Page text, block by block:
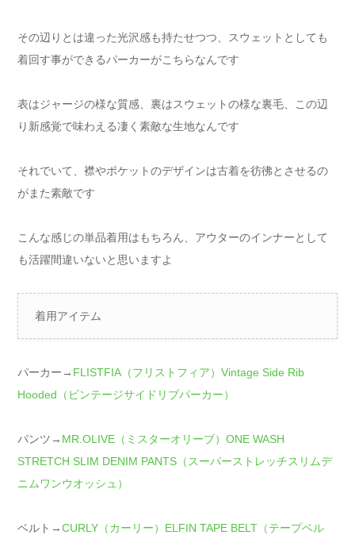
その辺りとは違った光沢感も持たせつつ、スウェットとしても
着回す事ができるパーカーがこちらなんです
表はジャージの様な質感、裏はスウェットの様な裏毛、この辺
り新感覚で味わえる凄く素敵な生地なんです
それでいて、襟やポケットのデザインは古着を彷彿とさせるの
がまた素敵です
こんな感じの単品着用はもちろん、アウターのインナーとして
も活躍間違いないと思いますよ
着用アイテム
パーカー→ FLISTFIA（フリストフィア）Vintage Side Rib
Hooded（ビンテージサイドリブパーカー）
パンツ→ MR.OLIVE（ミスターオリーブ）ONE WASH
STRETCH SLIM DENIM PANTS（スーパーストレッチスリムデ
ニムワンウオッシュ）
ベルト→CURLY（カーリー）ELFIN TAPE BELT（テープベル